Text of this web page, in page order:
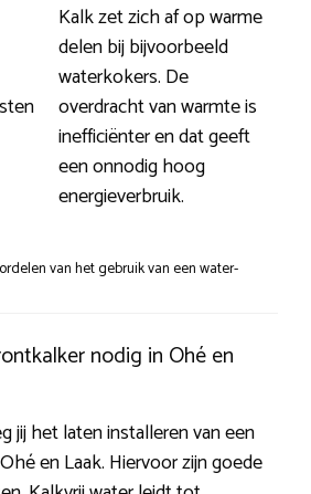
Kalk zet zich af op warme
delen bij bijvoorbeeld
waterkokers. De
overdracht van warmte is
inefficiënter en dat geeft
een onnodig hoog
energieverbruik.
van het gebruik van een water-
nodig in Ohé en
jij het laten installeren van een
en Laak. Hiervoor zijn goede